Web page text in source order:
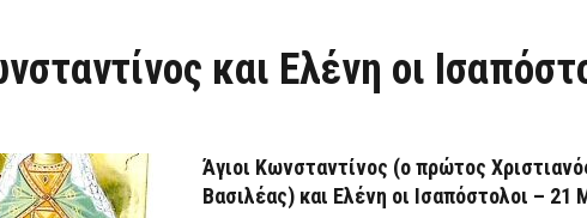
και Ελένη οι
Άγιοι Κωνσταντίνος (ο πρώτος
Βασιλέας) και Ελένη οι Ισαπόστολοι – 21